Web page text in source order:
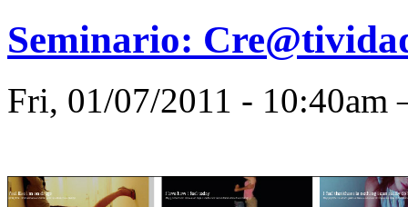
Seminario:
Fri, 01/07/2011 -